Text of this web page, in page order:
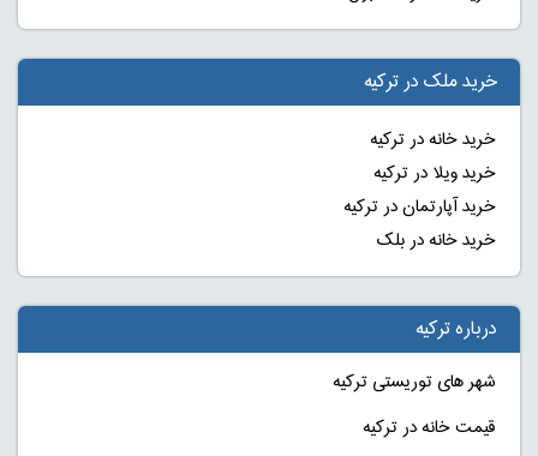
خرید ملک در ترکیه
خرید خانه در ترکیه
خرید ویلا در ترکیه
خرید آپارتمان در ترکیه
خرید خانه در بلک
درباره ترکیه
شهر های توریستی ترکیه
قیمت خانه در ترکیه